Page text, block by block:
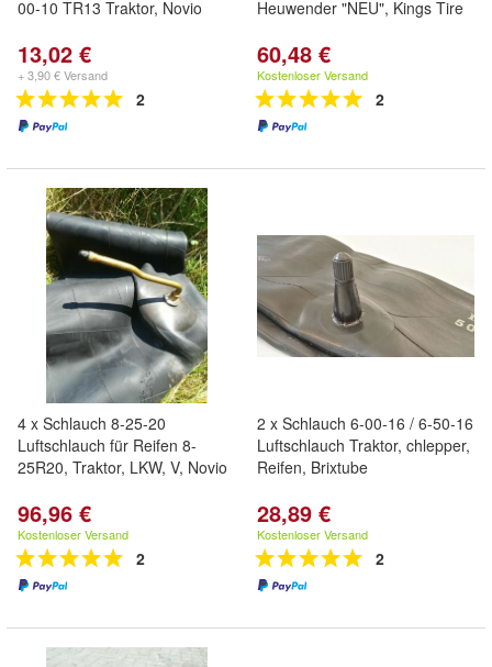
00-10 TR13 Traktor, Novio
13,02 €
+ 3,90 € Versand
2
Heuwender "NEU", Kings Tire
60,48 €
Kostenloser Versand
2
4 x Schlauch 8-25-20
Luftschlauch für Reifen 8-
25R20, Traktor, LKW, V, Novio
96,96 €
Kostenloser Versand
2
2 x Schlauch 6-00-16 / 6-50-16
Luftschlauch Traktor, chlepper,
Reifen, Brixtube
28,89 €
Kostenloser Versand
2